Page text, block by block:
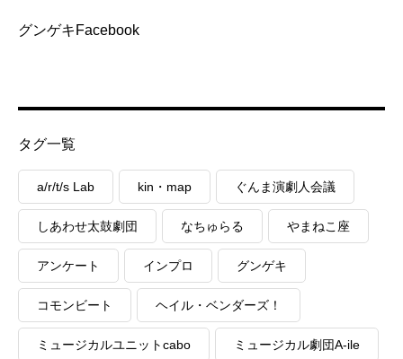
グンゲキFacebook
タグ一覧
a/r/t/s Lab kin・map ぐんま演劇人会議
しあわせ太鼓劇団 なちゅらる やまねこ座
アンケート インプロ グンゲキ
コモンビート ヘイル・ベンダーズ！
ミュージカルユニットcabo ミュージカル劇団A-ile